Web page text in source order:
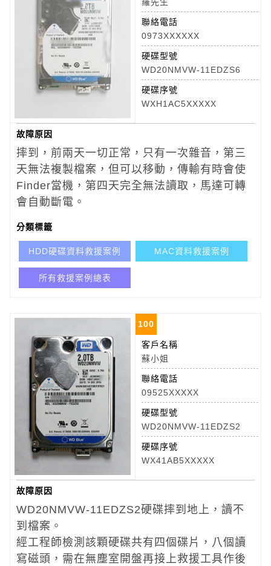
聯絡電話
0973XXXXXX
硬碟型號
WD20NMVW-11EDZS6
硬碟序號
WXH1AC5XXXXX
故障原因
摔到，前兩天一切正常，只有一次雜音，第三
天無法複製檔案，但可以移動，傳輸有時會使
Finder當機，第四天完全無法讀取，馬達可轉
會自動斷電。
分類標籤
HDD硬碟資料救援案例 MAC資料救援案例
所有救援案例總表
100
客戶名稱
蘇小姐
聯絡電話
09525XXXXX
硬碟型號
WD20NMVW-11EDZS2
硬碟序號
WX41AB5XXXXX
故障原因
WD20NMVW-11EDZS2硬碟摔到地上，讀不
到檔案。
經工程師檢測該顆硬碟共有四個碟片，八個讀
寫磁頭，需在無塵室開盤再接上救援工具作後